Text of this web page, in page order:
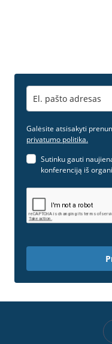
Galėsite atsisakyti
privatumo politika.
Sutinku gauti
konferenciją iš